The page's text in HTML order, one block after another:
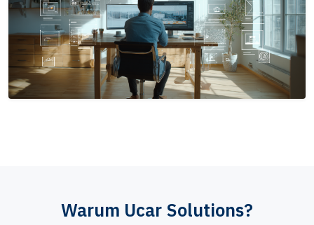
Warum Ucar Solutions?